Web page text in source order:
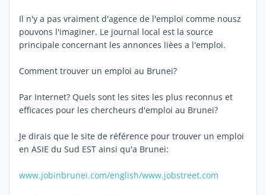
Il n'y a pas vraiment d'agence de l'emploi comme nousz
pouvons l'imaginer. Le journal local est la source
principale concernant les annonces lièes a l'emploi.
Comment trouver un emploi au Brunei?
Par Internet? Quels sont les sites les plus reconnus et
efficaces pour les chercheurs d'emploi au Brunei?
Je dirais que le site de référence pour trouver un emploi
en ASIE du Sud EST ainsi qu'a Brunei:
www.jobinbrunei.com/english/www.jobstreet.com